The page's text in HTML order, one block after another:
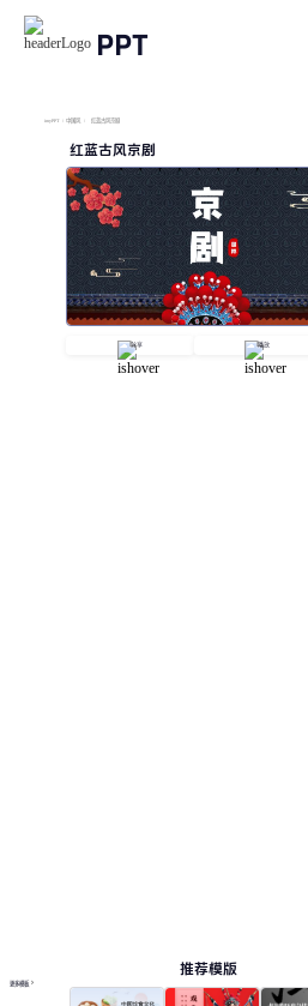
PPT
imyPPT / 中国风 / 红蓝古风京剧
红蓝古风京剧
分享 播放
推荐模版
更多模板